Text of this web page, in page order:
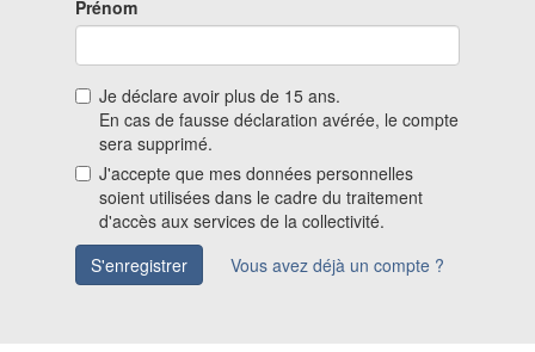
Prénom
Je déclare avoir plus de 15 ans.
En cas de fausse déclaration avérée, le compte
sera supprimé.
J'accepte que mes données personnelles
soient utilisées dans le cadre du traitement
d'accès aux services de la collectivité.
Vous avez déjà un compte ?
S'enregistrer